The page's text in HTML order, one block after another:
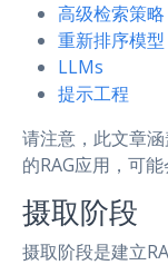
高级检索策略
重新排序模型
LLMs
提示工程
请注意，此文章
的RAG应用，可
摄取阶段
摄取阶段是建立